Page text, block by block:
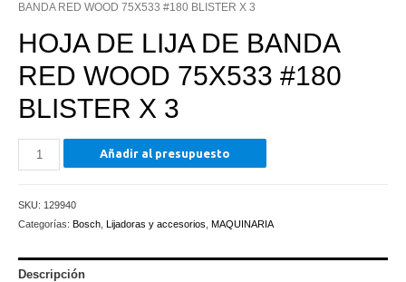
BANDA RED WOOD 75X533 #180 BLISTER X 3
HOJA DE LIJA DE BANDA
RED WOOD 75X533 #180
BLISTER X 3
HOJA
DE
DE
BANDA
WOOD
Añadir al presupuesto
SKU: 129940
Categorías: Bosch Lijadoras y accesorios MAQUINARIA
Descripción